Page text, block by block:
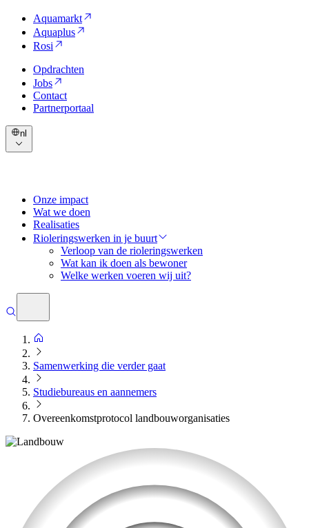
Aquamarkt
Aquaplus
Rosi
Opdrachten
Jobs
Contact
Partnerportaal
nl
Onze impact
Wat we doen
Realisaties
Rioleringswerken in je buurt
Verloop van de rioleringswerken
Wat kan ik doen als bewoner
Welke werken voeren wij uit?
Samenwerking die verder gaat
Studiebureaus en aannemers
Overeenkomstprotocol landbouworganisaties